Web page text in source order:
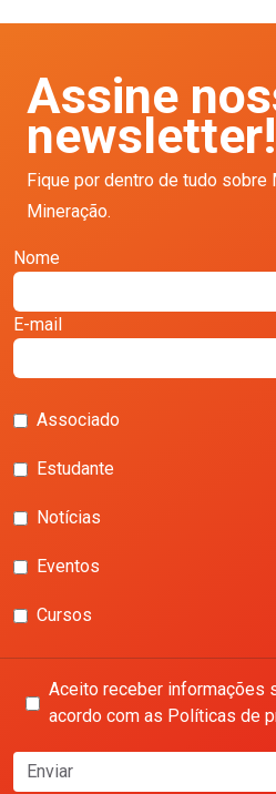
Assine
newsletter!
Fique por dentro de tudo
Mineração.
Nome
E-mail
Associado
Estudante
Notícias
Eventos
Cursos
Aceito receber informações
acordo com as Políticas de
Enviar